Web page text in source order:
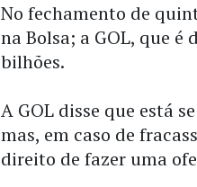
No fechamento de
na Bolsa; a GOL, que é
bilhões.
A GOL disse que está
mas, em caso de
direito de fazer uma